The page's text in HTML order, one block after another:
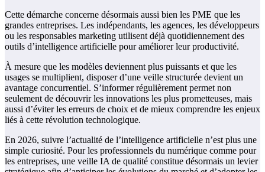
Cette démarche concerne désormais aussi bien les PME que les
grandes entreprises. Les indépendants, les agences, les développeurs
ou les responsables marketing utilisent déjà quotidiennement des
outils d’intelligence artificielle pour améliorer leur productivité.
À mesure que les modèles deviennent plus puissants et que les
usages se multiplient, disposer d’une veille structurée devient un
avantage concurrentiel. S’informer régulièrement permet non
seulement de découvrir les innovations les plus prometteuses, mais
aussi d’éviter les erreurs de choix et de mieux comprendre les enjeux
liés à cette révolution technologique.
En 2026, suivre l’actualité de l’intelligence artificielle n’est plus une
simple curiosité. Pour les professionnels du numérique comme pour
les entreprises, une veille IA de qualité constitue désormais un levier